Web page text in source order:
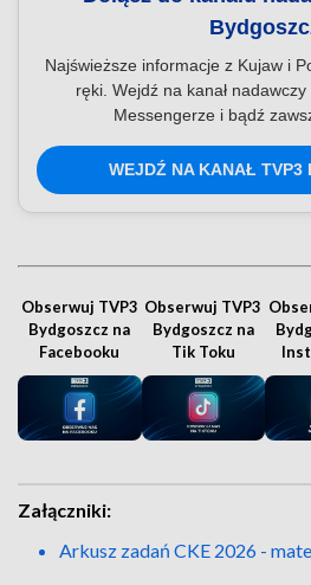
Najświeższe informacje z Kujaw i
ręki. Wejdź na kanał
Messengerze i bądź
WEJDŹ NA KANAŁ TVP3
Obserwuj TVP3
Bydgoszcz na
Facebooku
Obserwuj TVP3
Bydgoszcz na
Tik Toku
Załączniki:
Arkusz zadań CKE 2026 -